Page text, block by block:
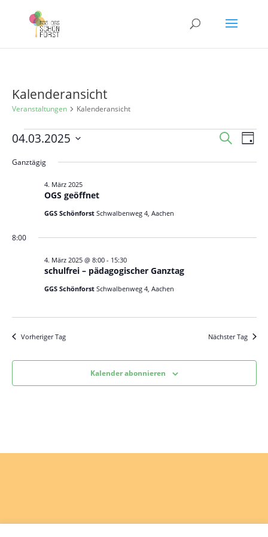
Kalenderansicht
Veranstaltungen Kalenderansicht
Veranstaltungen
4.
März
2025
und
Suche
Tag
04.03.2025
wählen.
Ganztägig
OGS geöffnet
4. März 2025
GGS Schönforst Schwalbenweg 4, Aachen
8:00
schulfrei – pädagogischer Ganztag
4. März 2025 @ 8:00- 15:30
GGS Schönforst Schwalbenweg 4, Aachen
Vorheriger Tag Nächster Tag
Kalender abonnieren